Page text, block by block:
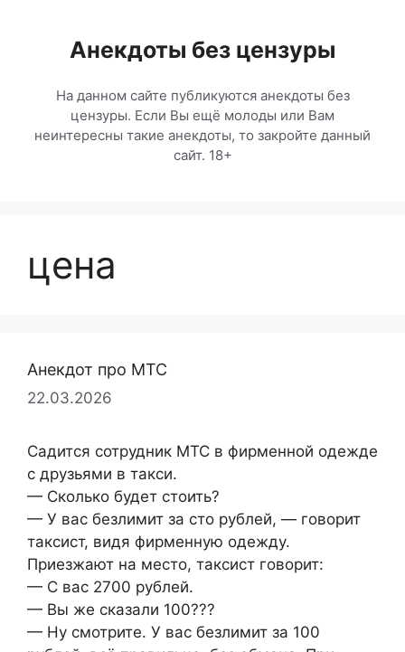
содержимомуАнекдоты без цензуры
На данном сайте публикуются анекдоты без
цензуры. Если Вы ещё молоды или Вам
неинтересны такие анекдоты, то закройте данный
сайт. 18+
цена
Анекдот про МТС
22.03.2026
Садится сотрудник МТС в фирменной одежде
с друзьями в такси.
— Сколько будет стоить?
— У вас безлимит за сто рублей, — говорит
таксист, видя фирменную одежду.
Приезжают на место, таксист говорит:
— С вас 2700 рублей.
— Вы же сказали 100???
— Ну смотрите. У вас безлимит за 100